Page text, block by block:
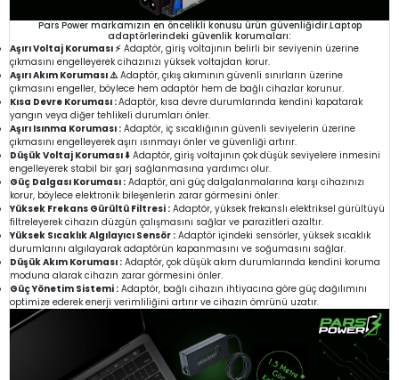
Pars Power markamızın en öncelikli konusu ürün güvenliğidir.Laptop
adaptörlerindeki güvenlik korumaları:
Aşırı Voltaj Koruması ⚡ Adaptör, giriş voltajının belirli bir seviyenin üzerine
çıkmasını engelleyerek cihazınızı yüksek voltajdan korur.
Aşırı Akım Koruması ⚠️Adaptör, çıkış akımının güvenli sınırların üzerine
çıkmasını engeller, böylece hem adaptör hem de bağlı cihazlar korunur.
Kısa Devre Koruması :Adaptör, kısa devre durumlarında kendini kapatarak
yangın veya diğer tehlikeli durumları önler.
Aşırı Isınma Koruması : Adaptör, iç sıcaklığının güvenli seviyelerin üzerine
çıkmasını engelleyerek aşırı ısınmayı önler ve güvenliği artırır.
Düşük Voltaj Koruması ⬇️ Adaptör, giriş voltajının çok düşük seviyelere inmesini
engelleyerek stabil bir şarj sağlanmasına yardımcı olur.
Güç Dalgası Koruması : Adaptör, ani güç dalgalanmalarına karşı cihazınızı
korur, böylece elektronik bileşenlerin zarar görmesini önler.
Yüksek Frekans Gürültü Filtresi : Adaptör, yüksek frekanslı elektriksel gürültüyü
filtreleyerek cihazın düzgün çalışmasını sağlar ve parazitleri azaltır.
Yüksek Sıcaklık Algılayıcı Sensör : Adaptör içindeki sensörler, yüksek sıcaklık
durumlarını algılayarak adaptörün kapanmasını ve soğumasını sağlar.
Düşük Akım Koruması : Adaptör, çok düşük akım durumlarında kendini koruma
moduna alarak cihazın zarar görmesini önler.
Güç Yönetim Sistemi : Adaptör, bağlı cihazın ihtiyacına göre güç dağılımını
optimize ederek enerji verimliliğini artırır ve cihazın ömrünü uzatır.